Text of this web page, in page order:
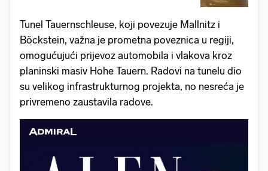
Tunel Tauernschleuse, koji povezuje Mallnitz i
Böckstein, važna je prometna poveznica u regiji,
omogućujući prijevoz automobila i vlakova kroz
planinski masiv Hohe Tauern. Radovi na tunelu dio
su velikog infrastrukturnog projekta, no nesreća je
privremeno zaustavila radove.